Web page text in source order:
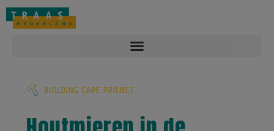
Overlast melden: 088-2212122
BUILDING CARE PROJECT